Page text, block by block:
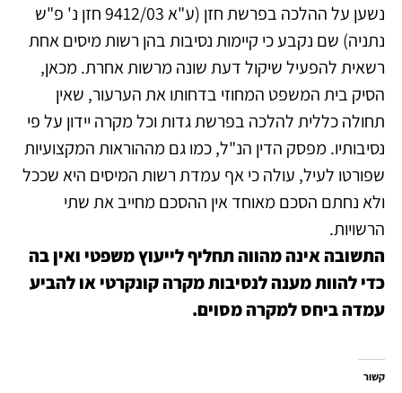
נשען על ההלכה בפרשת חזן (ע"א 9412/03 חזן נ' פ"ש
נתניה) שם נקבע כי קיימות נסיבות בהן רשות מיסים אחת
רשאית להפעיל שיקול דעת שונה מרשות אחרת. מכאן,
הסיק בית המשפט המחוזי בדחותו את הערעור, שאין
תחולה כללית להלכה בפרשת גדות וכל מקרה יידון על פי
נסיבותיו. מפסק הדין הנ"ל, כמו גם מההוראות המקצועיות
שפורטו לעיל, עולה כי אף עמדת רשות המיסים היא שככל
ולא נחתם הסכם מאוחד אין ההסכם מחייב את שתי
הרשויות.
התשובה אינה מהווה תחליף לייעוץ משפטי ואין בה
כדי להוות מענה לנסיבות מקרה קונקרטי או להביע
עמדה ביחס למקרה מסוים.
קשור